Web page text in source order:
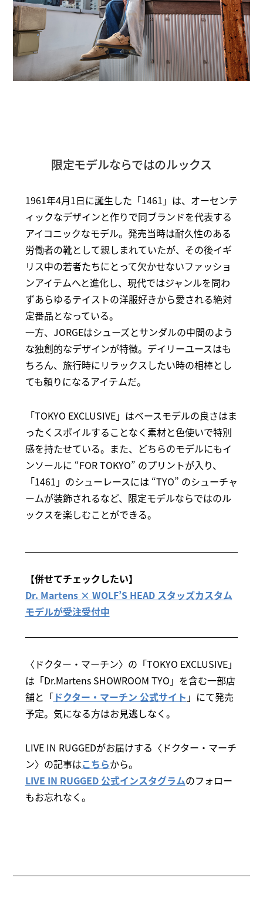
限定モデルならではのルックス
1961年4月1日に誕生した「1461」は、オーセンテ
ィックなデザインと作りで同ブランドを代表する
アイコニックなモデル。発売当時は耐久性のある
労働者の靴として親しまれていたが、その後イギ
リス中の若者たちにとって欠かせないファッショ
ンアイテムへと進化し、現代ではジャンルを問わ
ずあらゆるテイストの洋服好きから愛される絶対
定番品となっている。
一方、JORGEはシューズとサンダルの中間のよう
な独創的なデザインが特徴。デイリーユースはも
ちろん、旅行時にリラックスしたい時の相棒とし
ても頼りになるアイテムだ。
「TOKYO EXCLUSIVE」はベースモデルの良さはま
ったくスポイルすることなく素材と色使いで特別
感を持たせている。また、どちらのモデルにもイ
ンソールに “FOR TOKYO” のプリントが入り、
「1461」のシューレースには “TYO” のシューチャ
ームが装飾されるなど、限定モデルならではのル
ックスを楽しむことができる。
【併せてチェックしたい】
Dr. Martens × WOLF’S HEAD スタッズカスタム
モデルが受注受付中
〈ドクター・マーチン〉の「TOKYO EXCLUSIVE」
は「Dr.Martens SHOWROOM TYO」を含む一部店
舗と「ドクター・マーチン 公式サイト 」にて発売
予定。気になる方はお見逃しなく。
LIVE IN RUGGEDがお届けする〈ドクター・マーチ
ン〉の記事はこちらから。
LIVE IN RUGGED 公式インスタグラムのフォロー
もお忘れなく。